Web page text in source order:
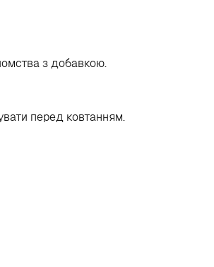
з добавкою.
перед ковтанням.